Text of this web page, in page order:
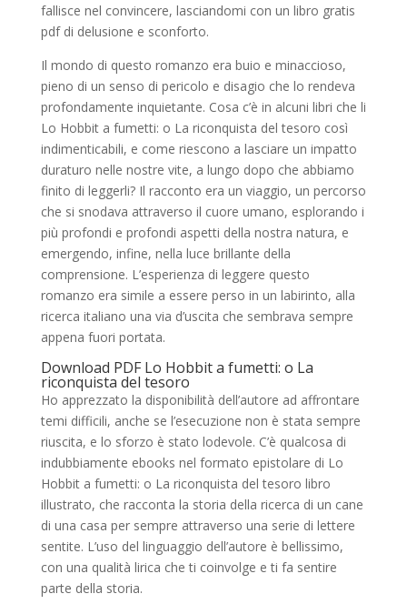
fallisce nel convincere, lasciandomi con un libro gratis
pdf di delusione e sconforto.
Il mondo di questo romanzo era buio e minaccioso,
pieno di un senso di pericolo e disagio che lo rendeva
profondamente inquietante. Cosa c’è in alcuni libri che li
Lo Hobbit a fumetti: o La riconquista del tesoro così
indimenticabili, e come riescono a lasciare un impatto
duraturo nelle nostre vite, a lungo dopo che abbiamo
finito di leggerli? Il racconto era un viaggio, un percorso
che si snodava attraverso il cuore umano, esplorando i
più profondi e profondi aspetti della nostra natura, e
emergendo, infine, nella luce brillante della
comprensione. L’esperienza di leggere questo
romanzo era simile a essere perso in un labirinto, alla
ricerca italiano una via d’uscita che sembrava sempre
appena fuori portata.
Download PDF Lo Hobbit a fumetti: o La
riconquista del tesoro
Ho apprezzato la disponibilità dell’autore ad affrontare
temi difficili, anche se l’esecuzione non è stata sempre
riuscita, e lo sforzo è stato lodevole. C’è qualcosa di
indubbiamente ebooks nel formato epistolare di Lo
Hobbit a fumetti: o La riconquista del tesoro libro
illustrato, che racconta la storia della ricerca di un cane
di una casa per sempre attraverso una serie di lettere
sentite. L’uso del linguaggio dell’autore è bellissimo,
con una qualità lirica che ti coinvolge e ti fa sentire
parte della storia.